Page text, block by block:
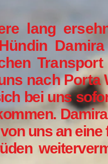
lang
nach Porta
bei uns
uns an eine